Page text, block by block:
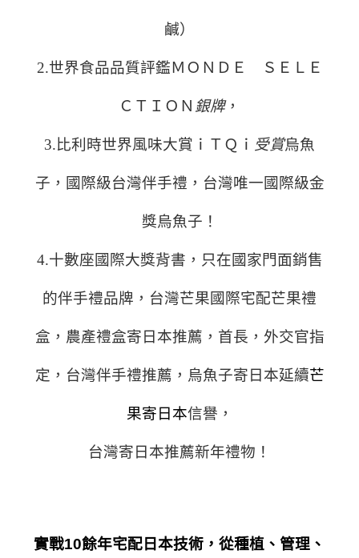
鹹）
2.世界食品品質評鑑ＭＯＮＤＥ ＳＥＬＥ
ＣＴＩＯＮ 銀牌，
3.比利時世界風味大賞ｉＴＱｉ 受賞烏魚
子，國際級台灣伴手禮，台灣唯一國際級金
獎烏魚子！
4.十數座國際大獎背書，只在國家門面銷售
的伴手禮品牌，台灣芒果國際宅配芒果禮
盒，農產禮盒寄日本推薦，首長，外交官指
定，台灣伴手禮推薦，烏魚子寄日本延續芒
果寄日本信譽，
台灣寄日本推薦新年禮物！
實戰10餘年宅配日本技術，從種植、管理、